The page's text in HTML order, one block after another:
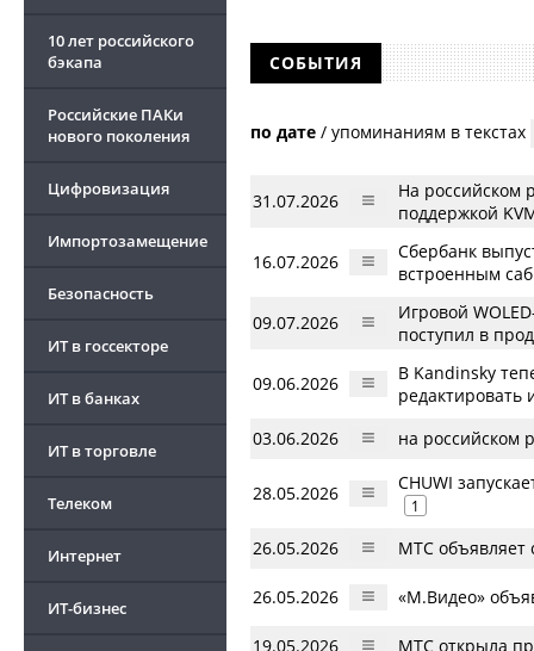
10 лет российского
бэкапа
Российские ПАКи
нового поколения
Цифровизация
Импортозамещение
Безопасность
ИТ в госсекторе
ИТ в банках
ИТ в торговле
Телеком
Интернет
ИТ-бизнес
СОБЫТИЯ
по дате / упоминаниям в текстах
31.07.2026
На российском
поддержкой
16.07.2026
Сбербанк
встроенным
09.07.2026
Игровой
поступил в
09.06.2026
В Kandinsky
редактировать
03.06.2026
на российском
28.05.2026 CHUWI
1
26.05.2026 МТС объявляет
26.05.2026 «М.Видео»
19.05.2026 МТС открыла